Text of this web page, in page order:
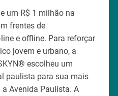
um R$ 1 milhão na
frentes de
e offline. Para reforçar
jovem e urbano, a
® escolheu um
paulista para sua mais
Avenida Paulista. A